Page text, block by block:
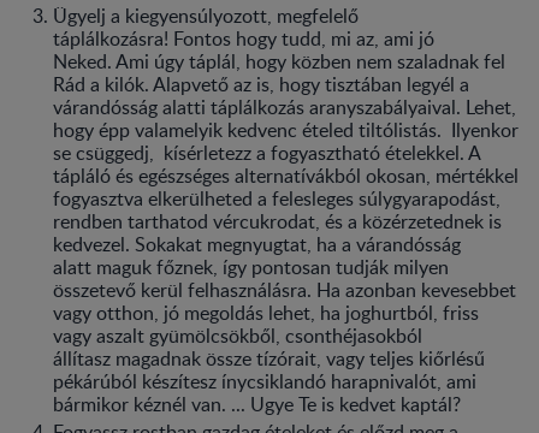
Ügyelj a kiegyensúlyozott, megfelelő
táplálkozásra! Fontos hogy tudd, mi az, ami jó
Neked. Ami úgy táplál, hogy közben nem szaladnak fel
Rád a kilók. Alapvető az is, hogy tisztában legyél a
várandósság alatti táplálkozás aranyszabályaival. Lehet,
hogy épp valamelyik kedvenc ételed tiltólistás. Ilyenkor
se csüggedj, kísérletezz a fogyasztható ételekkel. A
tápláló és egészséges alternatívákból okosan, mértékkel
fogyasztva elkerülheted a felesleges súlygyarapodást,
rendben tarthatod vércukrodat, és a közérzetednek is
kedvezel. Sokakat megnyugtat, ha a várandósság
alatt maguk főznek, így pontosan tudják milyen
összetevő kerül felhasználásra. Ha azonban kevesebbet
vagy otthon, jó megoldás lehet, ha joghurtból, friss
vagy aszalt gyümölcsökből, csonthéjasokból
állítasz magadnak össze tízórait, vagy teljes kiőrlésű
pékárúból készítesz ínycsiklandó harapnivalót, ami
bármikor kéznél van. ... Ugye Te is kedvet kaptál?